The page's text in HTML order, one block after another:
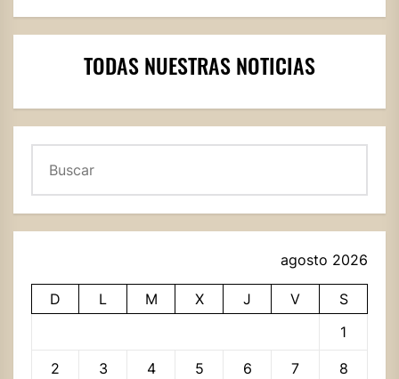
TODAS NUESTRAS NOTICIAS
agosto 2026
D L M X J V
S
1
2 3 4 5 6 7 8